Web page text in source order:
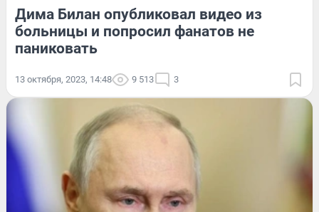
Дима Билан опубликовал видео из
больницы и попросил фанатов не
паниковать
13 октября, 2023, 14:48 9 513 3